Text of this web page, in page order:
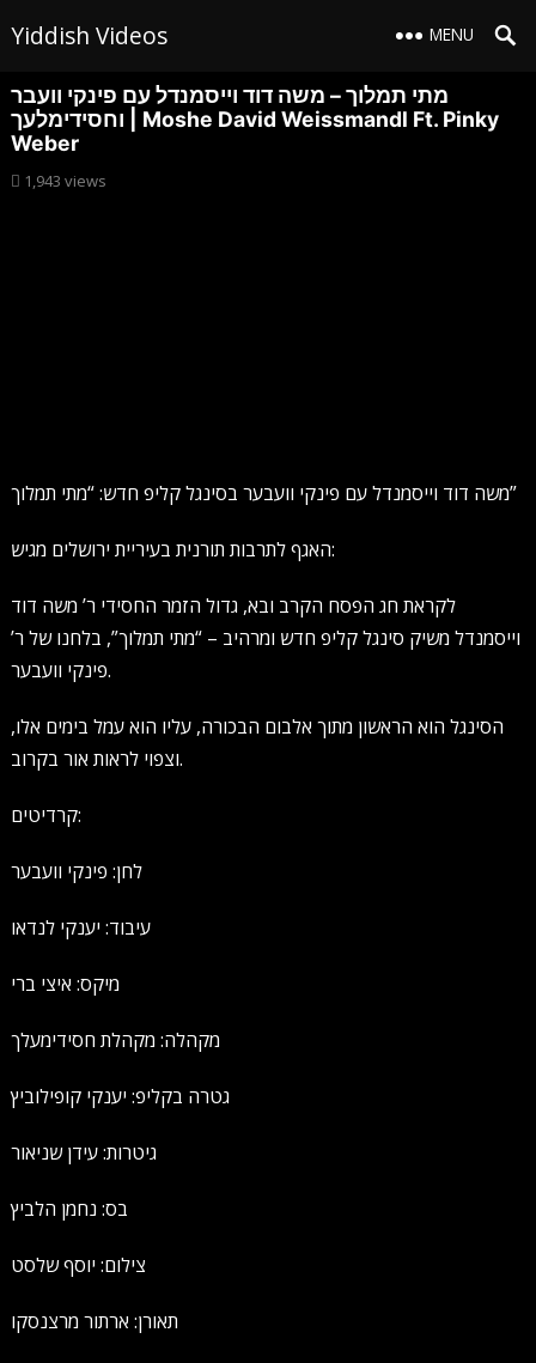
Yiddish Videos MENU
מתי תמלוך – משה דוד וייסמנדל עם פינקי וועבר
וחסידימלעך | Moshe David Weissmandl Ft. Pinky
Weber
1,943 views
משה דוד וייסמנדל עם פינקי וועבער בסינגל קליפ חדש: “מתי תמלוך”
האגף לתרבות תורנית בעיריית ירושלים מגיש:
לקראת חג הפסח הקרב ובא, גדול הזמר החסידי ר’ משה דוד
וייסמנדל משיק סינגל קליפ חדש ומרהיב – “מתי תמלוך”, בלחנו של ר’
פינקי וועבער.
הסינגל הוא הראשון מתוך אלבום הבכורה, עליו הוא עמל בימים אלו,
וצפוי לראות אור בקרוב.
קרדיטים:
לחן: פינקי וועבער
עיבוד: יענקי לנדאו
מיקס: איצי ברי
מקהלה: מקהלת חסידימעלך
גטרה בקליפ: יענקי קופילוביץ
גיטרות: עידן שניאור
בס: נחמן הלביץ
צילום: יוסף שלסט
תאורן: ארתור מרצנסקו